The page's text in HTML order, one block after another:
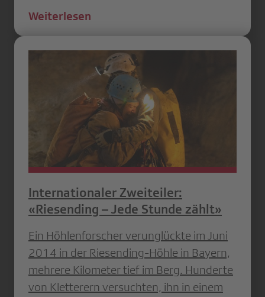
Weiterlesen
Internationaler Zweiteiler:
«Riesending – Jede Stunde zählt»
Ein Höhlenforscher verunglückte im Juni
2014 in der Riesending-Höhle in Bayern,
mehrere Kilometer tief im Berg. Hunderte
von Kletterern versuchten, ihn in einem